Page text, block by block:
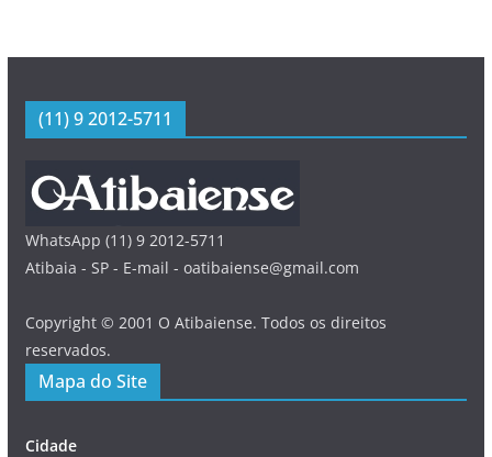
(11) 9 2012-5711
WhatsApp (11) 9 2012-5711
Atibaia - SP - E-mail - oatibaiense@gmail.com
Copyright © 2001 O Atibaiense. Todos os direitos
reservados.
Mapa do Site
Cidade